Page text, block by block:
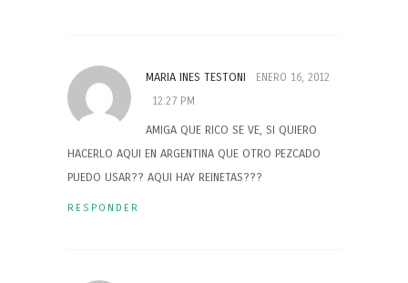
MARIA INES TESTONI
ENERO 16, 2012
12:27 PM
AMIGA QUE RICO SE VE, SI QUIERO
HACERLO AQUI EN ARGENTINA QUE OTRO PEZCADO
PUEDO USAR?? AQUI HAY REINETAS???
RESPONDER